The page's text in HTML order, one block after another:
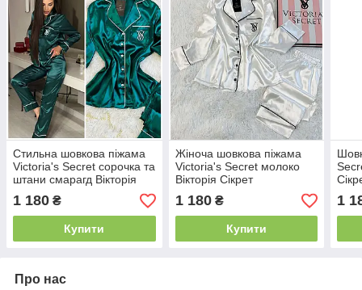
Стильна шовкова піжама
Victoria's Secret сорочка та
штани смарагд Вікторія
Сікрет
1 180 ₴
Купити
Жіноча шовкова піжама
Victoria's Secret молоко
Вікторія Сікрет
1 180₴
Купити
1
Про нас